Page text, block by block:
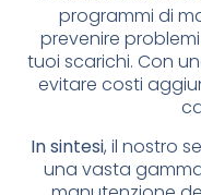
programmi di
prevenire
tuoi scarichi. Con
evitare costi
In sintesi, il nostro
una vasta